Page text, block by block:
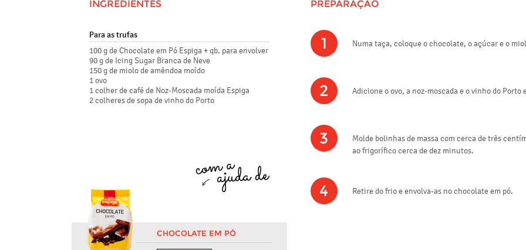
INGREDIENTES
Para as trufas
100 g de Chocolate em Pó Espiga + qb. para envolver
90 g de Icing Sugar Branca de Neve
150 g de miolo de amêndoa moído
1 ovo
1 colher de café de Noz-Moscada moída Espiga
2 colheres de sopa de vinho do Porto
CHOCOLATE EM PÓ
PREPARAÇÃO
1 Numa taça, coloque o chocolate, o açúcar e o
2 Adicione o ovo, a noz-moscada e o vinho do Porto
3
Molde bolinhas de massa com cerca de três
ao frigorífico cerca de dez minutos.
4 Retire do frio e envolva-as no chocolate em pó.